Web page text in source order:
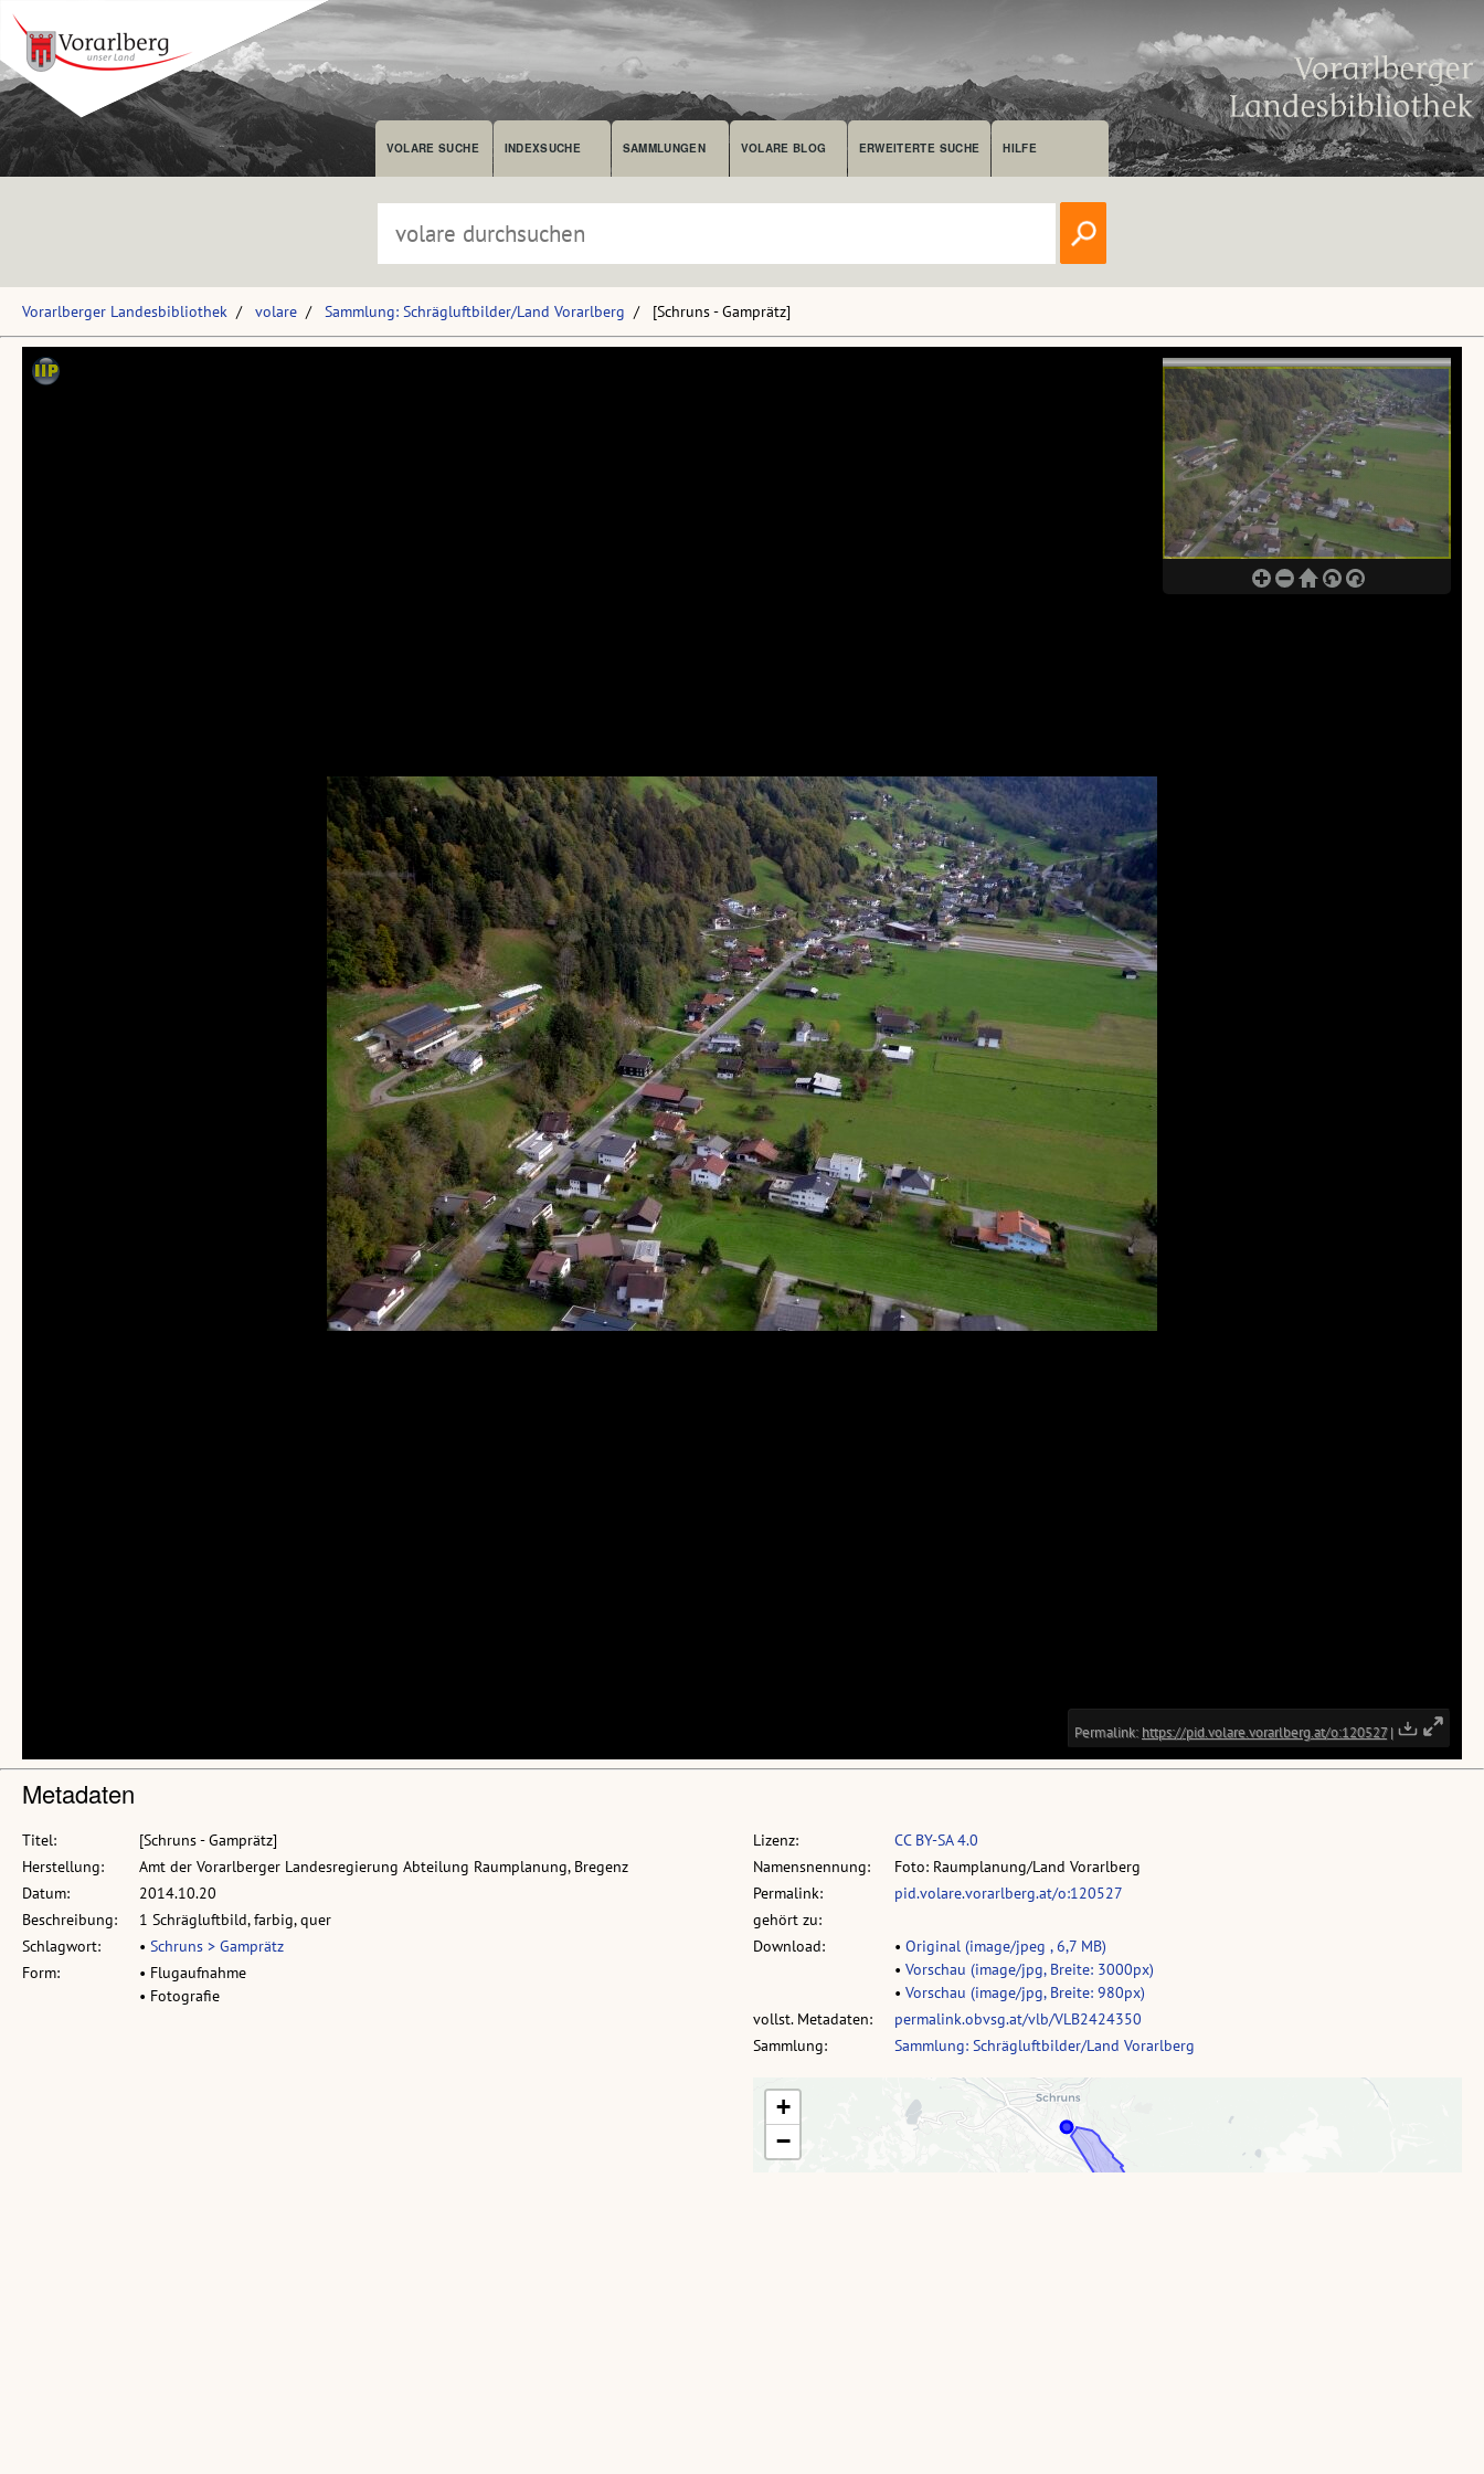
VOLARE SUCHE INDEXSUCHE SAMMLUNGEN VOLARE BLOG ERWEITERTE SUCHE HILFE
Vorarlberger Landesbibliothek volare Sammlung: Schrägluftbilder/Land Vorarlberg [Schruns - Gamprätz]
Metadaten
Titel:
[Schruns - Gamprätz]
Herstellung:
Amt der Vorarlberger Landesregierung Abteilung Raumplanung, Bregenz
Datum:
2014.10.20
Beschreibung:
1 Schrägluftbild, farbig, quer
Schlagwort:
• Schruns > Gamprätz
Form:
• Flugaufnahme
• Fotografie
Lizenz:
CC BY-SA 4.0
Namensnennung:
Foto: Raumplanung/Land Vorarlberg
Permalink:
pid.volare.vorarlberg.at/o:120527
gehört zu:
Download:
• Original (image/jpeg , 6,7 MB)
• Vorschau (image/jpg, Breite: 3000px)
• Vorschau (image/jpg, Breite: 980px)
vollst. Metadaten:
permalink.obvsg.at/vlb/VLB2424350
Sammlung:
Sammlung: Schrägluftbilder/Land Vorarlberg